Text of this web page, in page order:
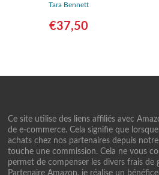
Tara Bennett
€37,50
Ce site utilise des liens affiliés avec
de e-commerce. Cela signifie que
achats chez nos partenaires depuis
touche une commission. Cela ne vous
permet de compenser les divers frais
Partenaire Amazon, je réalise un